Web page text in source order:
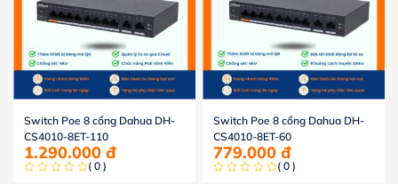
Switch Poe 8 cổng Dahua DH-
CS4010-8ET-110
1.290.000 đ
( 0 )
Switch Poe 8 cổng Dahua DH-
CS4010-8ET-60
779.000 đ
( 0 )